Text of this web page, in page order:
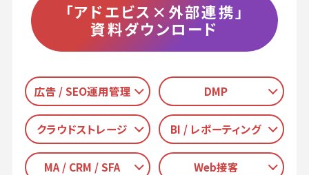
「アドエビス×外部連携」
資料ダウンロード
広告 / SEO運用管理 DMP
クラウドストレージ BI / レポーティング
MA / CRM / SFA Web接客